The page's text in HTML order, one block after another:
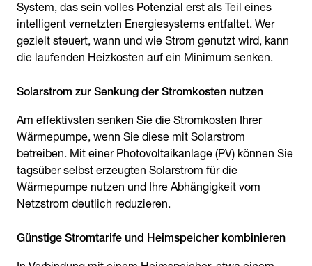
System, das sein volles Potenzial erst als Teil eines
intelligent vernetzten Energiesystems entfaltet. Wer
gezielt steuert, wann und wie Strom genutzt wird, kann
die laufenden Heizkosten auf ein Minimum senken.
Solarstrom zur Senkung der Stromkosten nutzen
Am effektivsten senken Sie die Stromkosten Ihrer
Wärmepumpe, wenn Sie diese mit Solarstrom
betreiben. Mit einer Photovoltaikanlage (PV) können Sie
tagsüber selbst erzeugten Solarstrom für die
Wärmepumpe nutzen und Ihre Abhängigkeit vom
Netzstrom deutlich reduzieren.
Günstige Stromtarife und Heimspeicher kombinieren